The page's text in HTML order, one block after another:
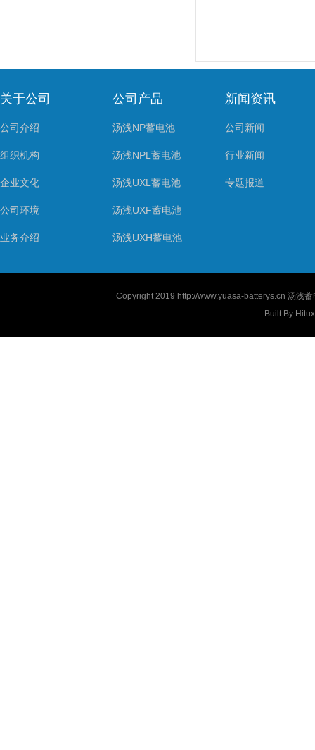
关于公司
公司介绍
组织机构
企业文化
公司环境
业务介绍
公司产品
汤浅NP蓄电池
汤浅NPL蓄电池
汤浅UXL蓄电池
汤浅UXF蓄电池
汤浅UXH蓄电池
新闻资讯
公司新闻
行业新闻
专题报道
Copyright 2019 http://www.yuasa-batterys.cn 汤浅蓄
Built By